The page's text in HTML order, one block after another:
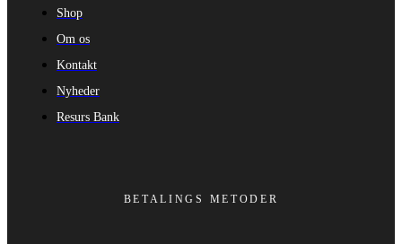
Shop
Om os
Kontakt
Nyheder
Resurs Bank
BETALINGS METODER